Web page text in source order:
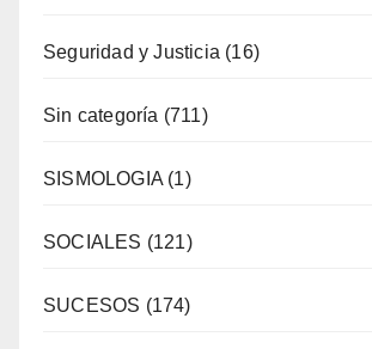
Seguridad y Justicia (16)
Sin categoría (711)
SISMOLOGIA (1)
SOCIALES (121)
SUCESOS (174)